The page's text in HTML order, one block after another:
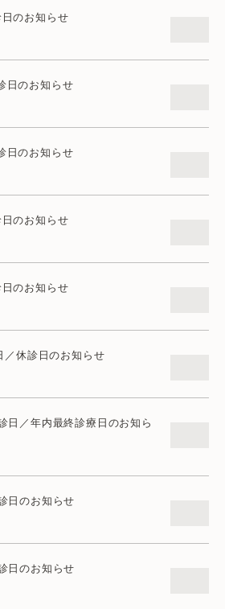
のお知らせ
日のお知らせ
日のお知らせ
のお知らせ
のお知らせ
／休診日のお知らせ
日／年内最終診療日のお知ら
日のお知らせ
日のお知らせ